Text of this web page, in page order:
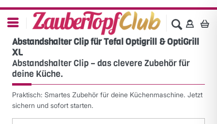
Abstandshalter Clip für Tefal Optigrill & OptiGrill
XL
Abstandshalter Clip – das clevere Zubehör für
deine Küche.
Praktisch: Smartes Zubehör für deine Küchenmaschine. Jetzt
sichern und sofort starten.